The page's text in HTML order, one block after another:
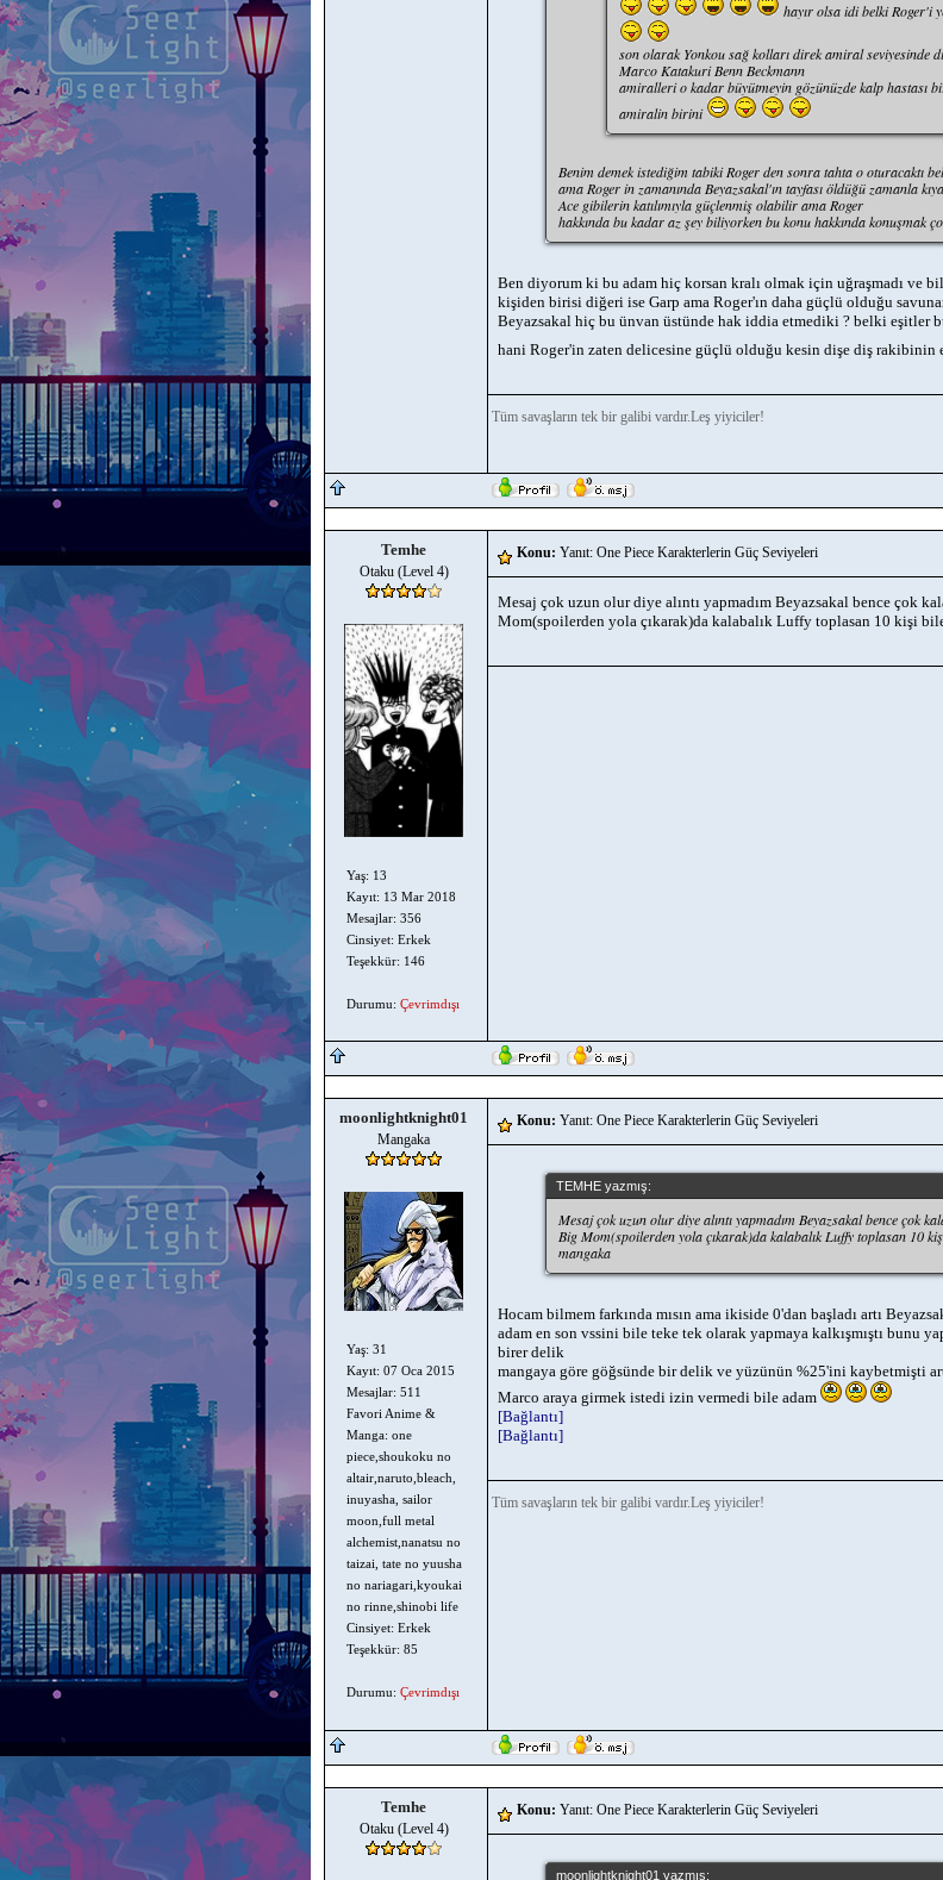
hayır olsa idi belki Roger'i
son olarak Yonkou sağ kolları direk amiral seviyesinde
Marco Katakuri Benn Beckmann
amiralleri o kadar büyütmeyin gözünüzde kalp hastası
amiralin birini
Benim demek istediğim tabiki Roger den sonra tahta o oturacaktı
ama Roger in zamanında Beyazsakal'ın tayfası öldüğü zamanla
Ace gibilerin katılımıyla güçlenmiş olabilir ama Roger
hakkında bu kadar az şey biliyorken bu konu hakkında konuşmak
Ben diyorum ki bu adam hiç korsan kralı olmak için uğraşmadı ve
kişiden birisi diğeri ise Garp ama Roger'ın daha güçlü olduğu
Beyazsakal hiç bu ünvan üstünde hak iddia etmediki ? belki eşitler
hani Roger'in zaten delicesine güçlü olduğu kesin dişe diş
Tüm savaşların tek bir galibi vardır.Leş yiyiciler!
Temhe
Otaku (Level 4)
Yaş: 13
Kayıt: 13 Mar 2018
Mesajlar: 356
Cinsiyet: Erkek
Teşekkür: 146
Durumu: Çevrimdışı
Konu: Yanıt: One Piece Karakterlerin Güç Seviyeleri
Mesaj çok uzun olur diye alıntı yapmadım Beyazsakal bence çok
Mom(spoilerden yola çıkarak)da kalabalık Luffy toplasan 10 kişi
moonlightknight01
Mangaka
Yaş: 31
Kayıt: 07 Oca 2015
Mesajlar: 511
Favori Anime &
Manga: one
piece,shoukoku no
altair,naruto,bleach,
inuyasha, sailor
moon,full metal
alchemist,nanatsu no
taizai, tate no yuusha
no nariagari,kyoukai
no rinne,shinobi life
Cinsiyet: Erkek
Teşekkür: 85
Durumu: Çevrimdışı
Konu: Yanıt: One Piece Karakterlerin Güç Seviyeleri
TEMHE yazmış:
Mesaj çok uzun olur diye alıntı yapmadım Beyazsakal bence çok
Big Mom(spoilerden yola çıkarak)da kalabalık Luffy toplasan 10
mangaka
Hocam bilmem farkında mısın ama ikiside 0'dan başladı artı
adam en son vssini bile teke tek olarak yapmaya kalkışmıştı bunu
birer delik
mangaya göre göğsünde bir delik ve yüzünün %25'ini kaybetmişti
Marco araya girmek istedi izin vermedi bile adam
[Bağlantı]
[Bağlantı]
Tüm savaşların tek bir galibi vardır.Leş yiyiciler!
Temhe
Otaku (Level 4)
Konu: Yanıt: One Piece Karakterlerin Güç Seviyeleri
moonlightknight01 yazmış: